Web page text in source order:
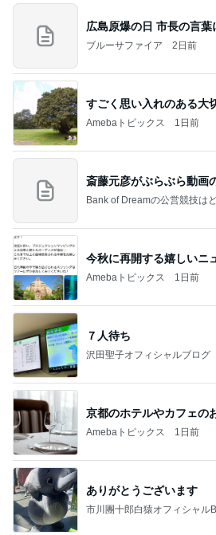
広島原爆の日 市長の言葉
ブルーサファイア 2日前
すごく思い入れのある大
Amebaトピックス 1日前
斎藤元彦がぶらぶら動画
Bank of Dreamの公営競技は
今秋に再開する嬉しいニ
Amebaトピックス 1日前
７人待ち
沢田聖子オフィシャルブログ
京都のホテルやカフェの
Amebaトピックス 1日前
ありがとうございます
市川團十郎白猿オフィシャルB